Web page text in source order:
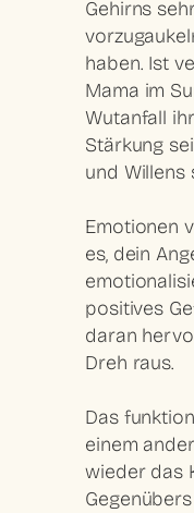
Gehirns
haben. Ist
Mama im
Wutanfall
Stärkung
und Willens
Emotionen
es, dein
positives
daran
Dreh raus.
Das
einem
wieder das